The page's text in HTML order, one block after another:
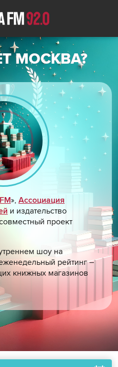
МОСКВА?
», Ассоциация
и издательство
проект
шоу на
рейтинг –
книжных магазинов